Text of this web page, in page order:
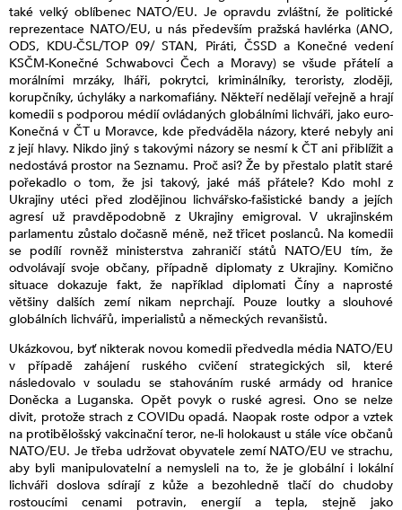
také velký oblíbenec NATO/EU. Je opravdu zvláštní, že politické
reprezentace NATO/EU, u nás především pražská havlérka (ANO,
ODS, KDU-ČSL/TOP 09/ STAN, Piráti, ČSSD a Konečné vedení
KSČM-Konečné Schwabovci Čech a Moravy) se všude přátelí a
morálními mrzáky, lháři, pokrytci, kriminálníky, teroristy, zloději,
korupčníky, úchyláky a narkomafiány. Někteří nedělají veřejně a hrají
komedii s podporou médií ovládaných globálními lichváři, jako euro-
Konečná v ČT u Moravce, kde předváděla názory, které nebyly ani
z její hlavy. Nikdo jiný s takovými názory se nesmí k ČT ani přiblížit a
nedostává prostor na Seznamu. Proč asi? Že by přestalo platit staré
pořekadlo o tom, že jsi takový, jaké máš přátele? Kdo mohl z
Ukrajiny utéci před zlodějinou lichvářsko-fašistické bandy a jejích
agresí už pravděpodobně z Ukrajiny emigroval. V ukrajinském
parlamentu zůstalo dočasně méně, než třicet poslanců. Na komedii
se podílí rovněž ministerstva zahraničí států NATO/EU tím, že
odvolávají svoje občany, případně diplomaty z Ukrajiny. Komično
situace dokazuje fakt, že například diplomati Číny a naprosté
většiny dalších zemí nikam neprchají. Pouze loutky a slouhové
globálních lichvářů, imperialistů a německých revanšistů.
Ukázkovou, byť nikterak novou komedii předvedla média NATO/EU
v případě zahájení ruského cvičení strategických sil, které
následovalo v souladu se stahováním ruské armády od hranice
Doněcka a Luganska. Opět povyk o ruské agresi. Ono se nelze
divit, protože strach z COVIDu opadá. Naopak roste odpor a vztek
na protibělošský vakcinační teror, ne-li holokaust u stále více občanů
NATO/EU. Je třeba udržovat obyvatele zemí NATO/EU ve strachu,
aby byli manipulovatelní a nemysleli na to, že je globální i lokální
lichváři doslova sdírají z kůže a bezohledně tlačí do chudoby
rostoucími cenami potravin, energií a tepla, stejně jako